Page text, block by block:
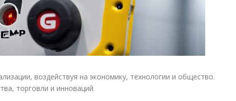
воздействуя на экономику, технологии и общество.
торговли и инноваций.